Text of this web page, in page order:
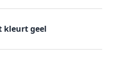
kleurt geel